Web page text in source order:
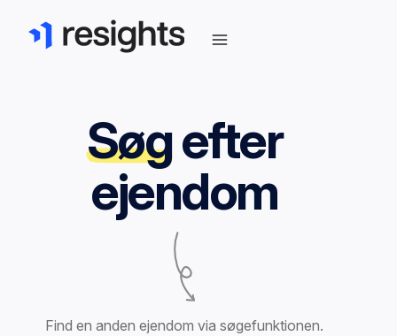
Søgefter
ejendom
Find en anden ejendom via søgefunktionen.